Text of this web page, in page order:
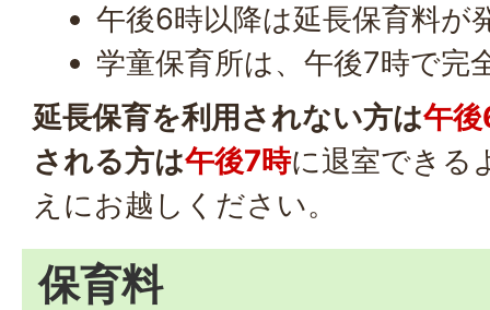
午後6時以降は延長保育料が
学童保育所は、午後7時で完
延長保育を利用されない方は午
される方は午後7時に退室できる
えにお越しください。
保育料